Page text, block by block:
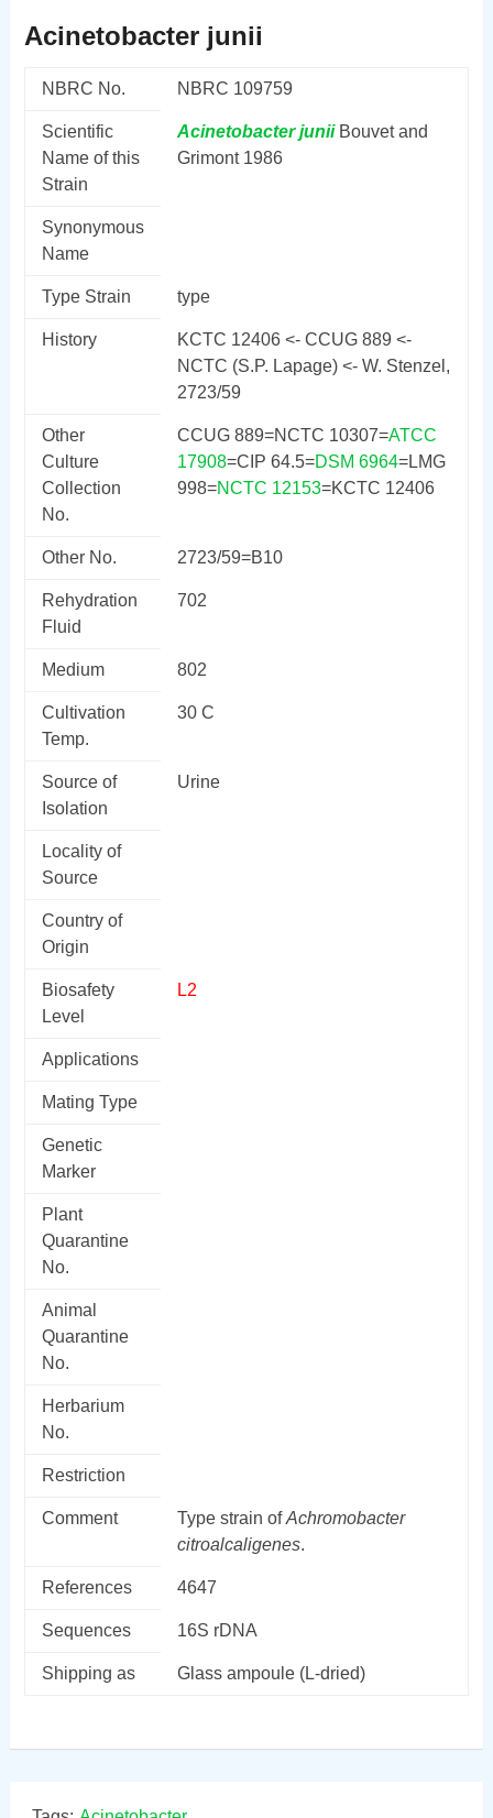
Acinetobacter junii
NBRC No. NBRC 109759
Scientific
Name of this
Strain
Acinetobacter juniiBouvet and
Grimont 1986
Synonymous
Name
Type Strain type
History
KCTC 12406 <- CCUG 889 <-
NCTC (S.P. Lapage) <- W. Stenzel,
2723/59
Other
Culture
Collection
No.
CCUG 889=NCTC 10307=ATCC
17908=CIP 64.5=DSM 6964=LMG
998=NCTC 12153=KCTC 12406
Other No. 2723/59=B10
Rehydration
Fluid
702
Medium 802
Cultivation
Temp.
30 C
Source of
Isolation
Urine
Locality of
Source
Country of
Origin
Biosafety
Level
L2
Applications
Mating Type
Genetic
Marker
Plant
Quarantine
No.
Animal
Quarantine
No.
Herbarium
No.
Restriction
Comment Type strain ofAchromobacter
citroalcaligenes.
References 4647
Sequences 16S rDNA
Shipping as Glass ampoule (L-dried)